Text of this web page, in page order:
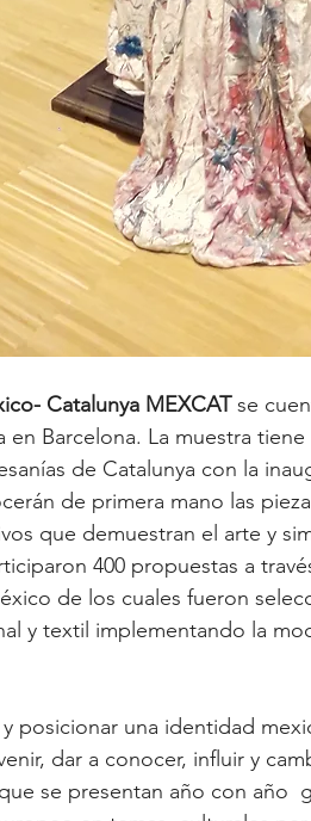
Catalunya MEXCAT se
Barcelona. La muestra
de Catalunya con la
de primera mano las
que demuestran el arte y
400 propuestas a
de los cuales fueron
y textil implementando la
posicionar una identidad
dar a conocer, influir y
se presentan año con año